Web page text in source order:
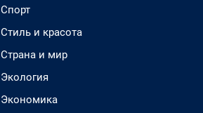
Спорт
Стиль и красота
Страна и мир
Экология
Экономика